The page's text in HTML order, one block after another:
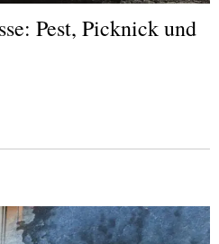
Pest, Picknick und